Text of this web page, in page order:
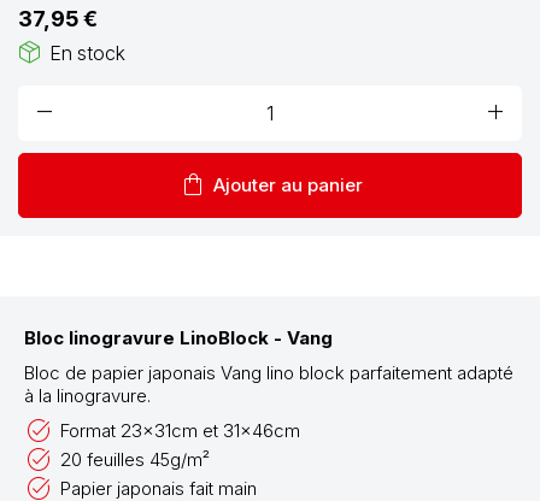
37,95 €
package_2 En stock
remove add
shopping_bag Ajouter au panier
Bloc linogravure LinoBlock - Vang
Bloc de papier japonais Vang lino block parfaitement adapté
à la linogravure.
Format 23x31cm et 31x46cm
20 feuilles 45g/m²
Papier japonais fait main